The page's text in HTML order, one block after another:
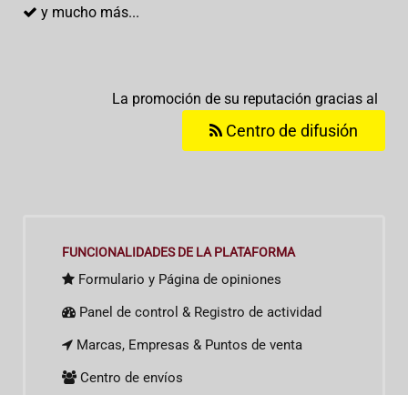
y mucho más...
La promoción de su reputación gracias al
Centro de difusión
FUNCIONALIDADES DE LA PLATAFORMA
Formulario y Página de opiniones
Panel de control & Registro de actividad
Marcas, Empresas & Puntos de venta
Centro de envíos